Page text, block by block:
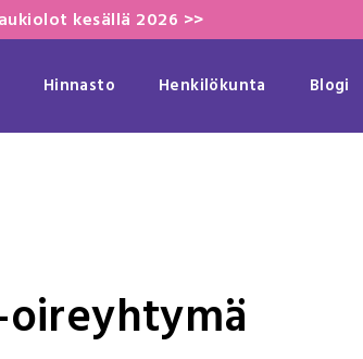
kesällä 2026 >>
Hinnasto Henkilökunta Blogi